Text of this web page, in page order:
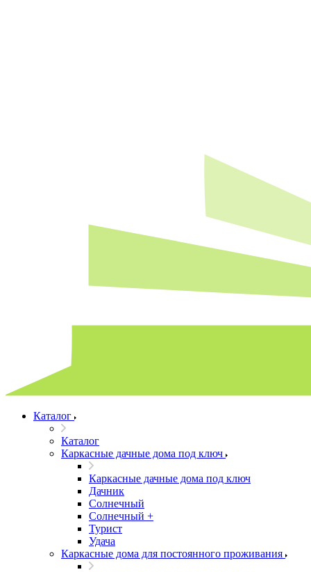
Каталог
Каталог
Каркасные дачные дома под ключ
Каркасные дачные дома под ключ
Дачник
Солнечный
Солнечный +
Турист
Удача
Каркасные дома для постоянного проживания